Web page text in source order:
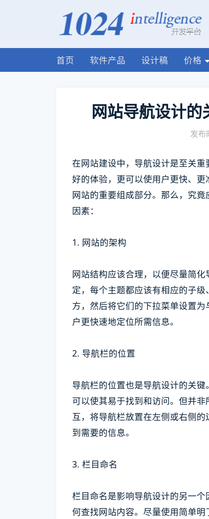
首页 软件产品 设计稿 价格
网站导航设计的
发布
在网站建设中，导航设计是至关
好的体验，更可以使用户更快、
网站的重要组成部分。那么，究
因素：
1. 网站的架构
网站结构应该合理，以便尽量简
定，每个主题都应该有相应的子
方，然后将它们的下拉菜单设置
户更快速地定位所需信息。
2. 导航栏的位置
导航栏的位置也是导航设计的关
可以使其易于找到和访问。但并
互，将导航栏放置在左侧或右侧
到需要的信息。
3. 栏目命名
栏目命名是影响导航设计的另一
何查找网站内容。尽量使用简单